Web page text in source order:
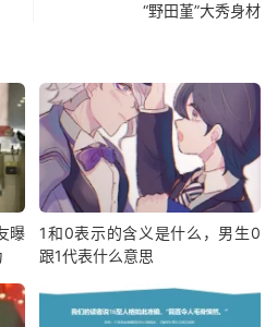
“野田堇”大秀身材
曝
1和0表示的含义是什么，男生0
跟1代表什么意思